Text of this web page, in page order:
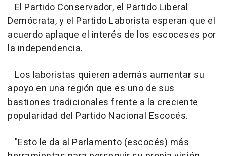
El Partido Conservador, el Partido Liberal
Demócrata, y el Partido Laborista esperan que el
acuerdo aplaque el interés de los escoceses por
la independencia.
Los laboristas quieren además aumentar su
apoyo en una región que es uno de sus
bastiones tradicionales frente a la creciente
popularidad del Partido Nacional Escocés.
"Esto le da al Parlamento (escocés) más